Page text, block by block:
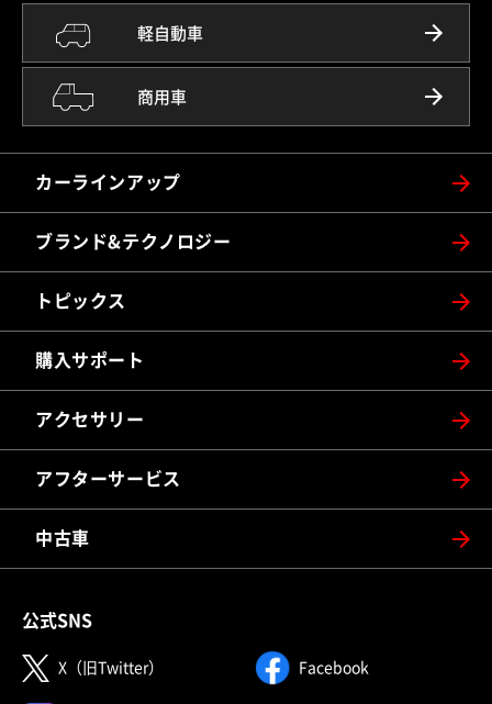
軽自動車
商用車
カーラインアップ
ブランド&テクノロジー
トピックス
購入サポート
アクセサリー
アフターサービス
中古車
公式SNS
X（旧Twitter） （別ウィンドウで開く）Facebook（別ウィンドウ